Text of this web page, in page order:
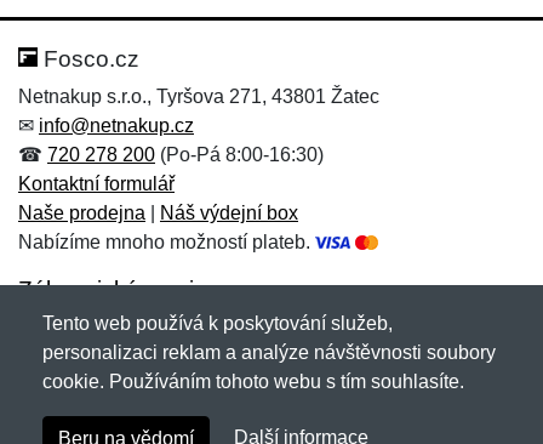
Fosco.cz
Netnakup s.r.o., Tyršova 271, 43801 Žatec
✉ info@netnakup.cz
☎ 720 278 200 (Po-Pá 8:00-16:30)
Kontaktní formulář
Naše prodejna
Náš výdejní box
Nabízíme mnoho možností plateb.
Zákaznický servis
Novinky emailem
Copyright © 2007-2026 (19 let s vámi)Netnakup.cz
Tento web používá k poskytování služeb,
personalizaci reklam a analýze návštěvnosti soubory
cookie. Používáním tohoto webu s tím souhlasíte.
Beru na vědomí Další informace